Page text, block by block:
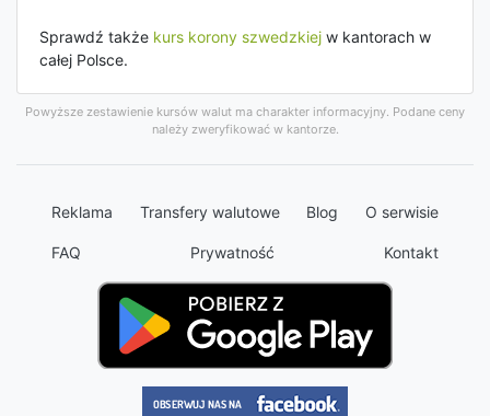
Sprawdź także kurs korony szwedzkiej w kantorach w
całej Polsce.
Powyższe zestawienie kursów walut ma charakter informacyjny. Podane ceny
należy zweryfikować w kantorze.
Reklama Transfery walutowe Blog O serwisie
FAQ Prywatność Kontakt